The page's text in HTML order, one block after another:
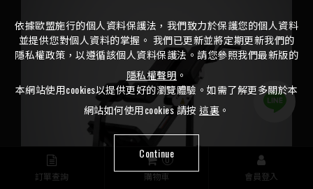
訂單查詢
0
購物車
會員登入
依據歐盟施行的個人資料保護法，我們致力於保護您的個人資料
並提供您對個人資料的掌握。 我們已更新並將定期更新我們的
隱私權政策，以遵循該個人資料保護法。請您參照我們最新版的
隱私權聲明 。
本網站使用cookies以提供更好的瀏覽體驗。如需了解更多關於本
網站如何使用cookies 請按 這裏 。
Continue